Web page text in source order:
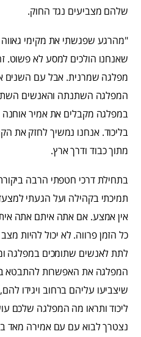
שלהם מצביעים נגד החוק.
"מהרגע שפגשתי את מקימי גאווה
שאנחנו הולכים למסע לא פשוט.
מפלגה שמרנית. אבל עם השנים
המפלגה השתנתה והאנשים
במפלגה מקבלים את אמיר אוחנה
בליכוד. אנחנו נמשיך לחזק את
מתוך כבוד ודרך ארץ.
בתחילת דרכי חטפתי הרבה
תמיכתי בקהילה ועל הגעתי
אין אמצע. אם אתה איתם אתה
כל הזמן פרווה. לא יכול להיות
לתת לאנשים שתומכים במפלגה
המפלגה את האפשרות להתבטא
שיצביעו עליהם ברחוב ויגידו
ליכוד ותראו מה המפלגה שלכם
נצטרך לבוא עם עם אמירה מאד